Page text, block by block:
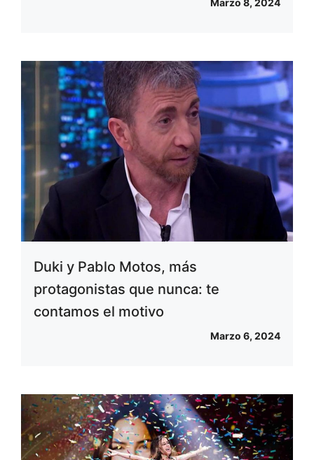
Duki y Pablo Motos, más
protagonistas que nunca: te
contamos el motivo
Marzo 6, 2024